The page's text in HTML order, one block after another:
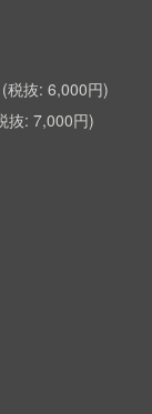
6,000円
7,000円